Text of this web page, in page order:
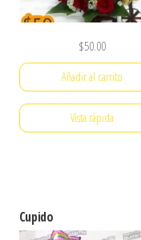
$50.00
Añadir al carrito
Vista rápida
Cupido